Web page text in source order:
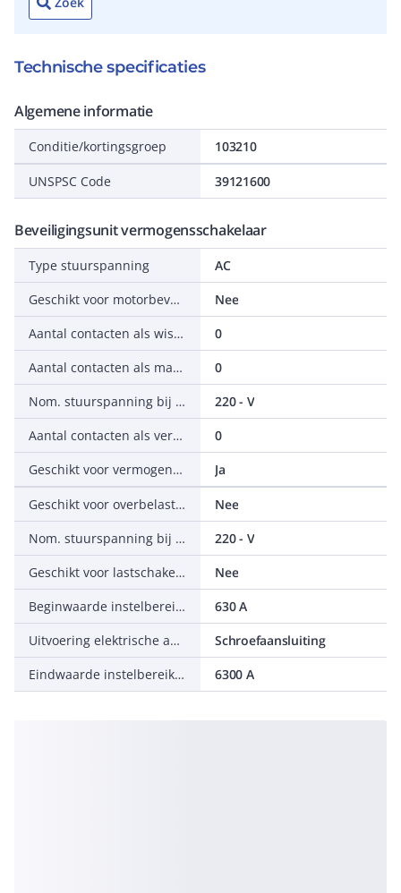
Technische specificaties
Algemene informatie
Conditie/kortingsgroep 103210
UNSPSC Code 39121600
Beveiligingsunit vermogensschakelaar
Type stuurspanning
AC
Geschikt voor motorbeveiligingsschakelaar
Nee
Aantal contacten als wisselcontact
0
Aantal contacten als maakcontact
0
Nom. stuurspanning bij AC 50 Hz
220 - V
Aantal contacten als verbreekcontact
0
Geschikt voor vermogensschakelaar
Ja
Geschikt voor overbelastingsrelais
Nee
Nom. stuurspanning bij AC 60 Hz
220 - V
Geschikt voor lastschakelaar
Nee
Beginwaarde instelbereik onvertraagde kortsluitactivering
630 A
Uitvoering elektrische aansluiting
Schroefaansluiting
Eindwaarde instelbereik onvertraagde kortsluitactivering
6300 A